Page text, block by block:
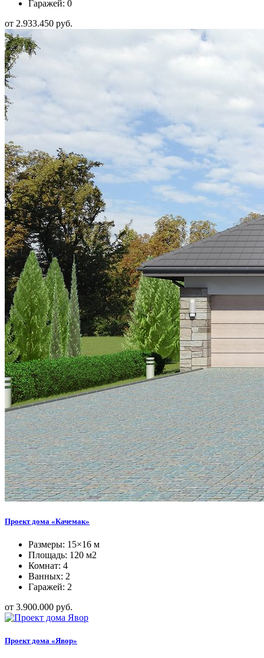
Гаражей: 0
от 2.933.450 руб.
Проект дома «Качемак»
Размеры: 15×16 м
Площадь: 120 м2
Комнат: 4
Ванных: 2
Гаражей: 2
от 3.900.000 руб.
Проект дома «Явор»